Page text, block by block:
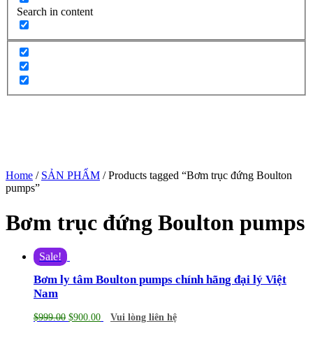
Search in content
Home / SẢN PHẨM / Products tagged “Bơm trục đứng Boulton
pumps”
Bơm trục đứng Boulton pumps
Sale!
Bơm ly tâm Boulton pumps chính hãng đại lý Việt
Nam
$999.00 $900.00 Vui lòng liên hệ